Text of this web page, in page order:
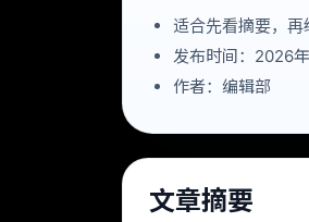
适合先看摘要，
发布时间：2026
作者：编辑部
文章摘要